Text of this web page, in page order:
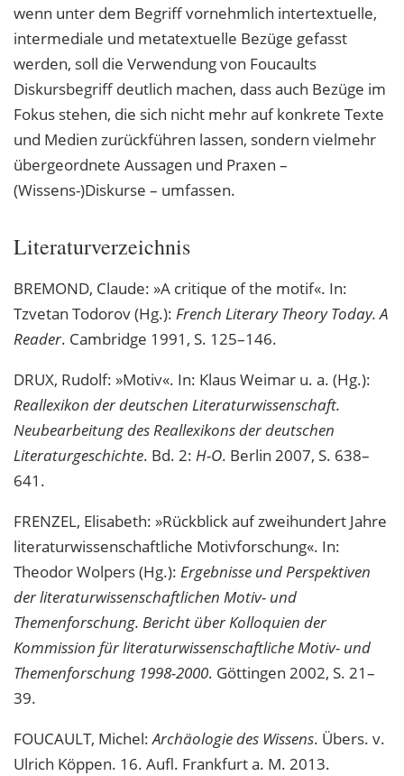
wenn unter dem Begriff vornehmlich intertextuelle,
intermediale und metatextuelle Bezüge gefasst
werden, soll die Verwendung von Foucaults
Diskursbegriff deutlich machen, dass auch Bezüge im
Fokus stehen, die sich nicht mehr auf konkrete Texte
und Medien zurückführen lassen, sondern vielmehr
übergeordnete Aussagen und Praxen –
(Wissens-)Diskurse – umfassen.
Literaturverzeichnis
BREMOND, Claude: »A critique of the motif«. In:
Tzvetan Todorov (Hg.): French Literary Theory Today. A
Reader. Cambridge 1991, S. 125–146.
DRUX, Rudolf: »Motiv«. In: Klaus Weimar u. a. (Hg.):
Reallexikon der deutschen Literaturwissenschaft.
Neubearbeitung des Reallexikons der deutschen
Literaturgeschichte. Bd. 2: H-O. Berlin 2007, S. 638–
641.
FRENZEL, Elisabeth: »Rückblick auf zweihundert Jahre
literaturwissenschaftliche Motivforschung«. In:
Theodor Wolpers (Hg.): Ergebnisse und Perspektiven
der literaturwissenschaftlichen Motiv- und
Themenforschung. Bericht über Kolloquien der
Kommission für literaturwissenschaftliche Motiv- und
Themenforschung 1998-2000. Göttingen 2002, S. 21–
39.
FOUCAULT, Michel:Archäologie des Wissens. Übers. v.
Ulrich Köppen. 16. Aufl. Frankfurt a. M. 2013.